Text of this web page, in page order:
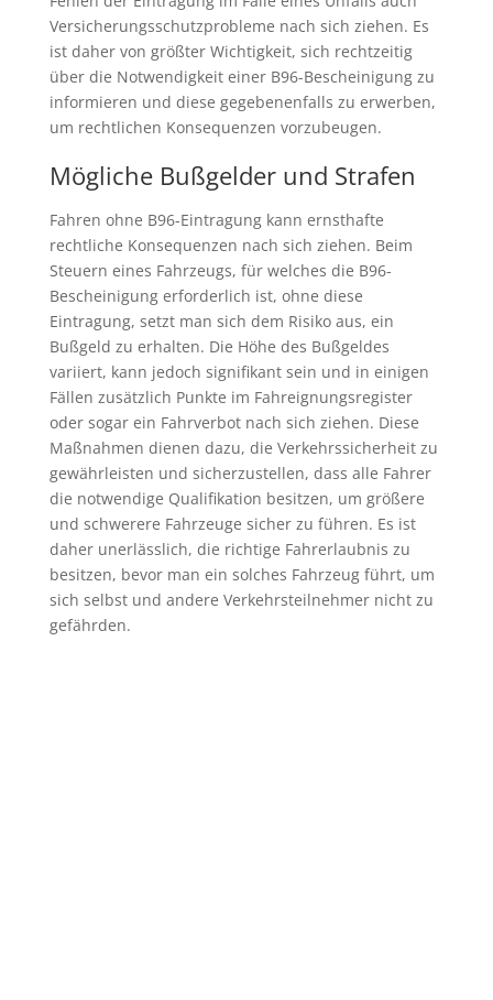
Versicherungsschutzprobleme nach sich ziehen. Es
ist daher von größter Wichtigkeit, sich rechtzeitig
über die Notwendigkeit einer B96-Bescheinigung zu
informieren und diese gegebenenfalls zu erwerben,
um rechtlichen Konsequenzen vorzubeugen.
Mögliche Bußgelder und Strafen
Fahren ohne B96-Eintragung kann ernsthafte
rechtliche Konsequenzen nach sich ziehen. Beim
Steuern eines Fahrzeugs, für welches die B96-
Bescheinigung erforderlich ist, ohne diese
Eintragung, setzt man sich dem Risiko aus, ein
Bußgeld zu erhalten. Die Höhe des Bußgeldes
variiert, kann jedoch signifikant sein und in einigen
Fällen zusätzlich Punkte im Fahreignungsregister
oder sogar ein Fahrverbot nach sich ziehen. Diese
Maßnahmen dienen dazu, die Verkehrssicherheit zu
gewährleisten und sicherzustellen, dass alle Fahrer
die notwendige Qualifikation besitzen, um größere
und schwerere Fahrzeuge sicher zu führen. Es ist
daher unerlässlich, die richtige Fahrerlaubnis zu
besitzen, bevor man ein solches Fahrzeug führt, um
sich selbst und andere Verkehrsteilnehmer nicht zu
gefährden.